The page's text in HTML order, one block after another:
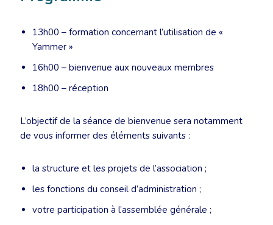
13h00 – formation concernant l’utilisation de «
Yammer »
16h00 – bienvenue aux nouveaux membres
18h00 – réception
L’objectif de la séance de bienvenue sera notamment
de vous informer des éléments suivants :
la structure et les projets de l’association ;
les fonctions du conseil d’administration ;
votre participation à l’assemblée générale ;